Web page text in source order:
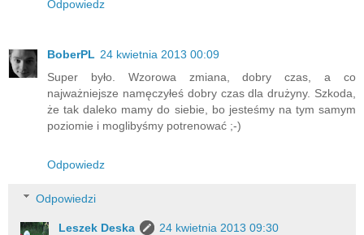
Odpowiedz
BoberPL 24 kwietnia 2013 00:09
Super było. Wzorowa zmiana, dobry czas, a co
najważniejsze namęczyłeś dobry czas dla drużyny. Szkoda,
że tak daleko mamy do siebie, bo jesteśmy na tym samym
poziomie i moglibyśmy potrenować ;-)
Odpowiedz
Odpowiedzi
Leszek Deska
24 kwietnia 2013 09:30